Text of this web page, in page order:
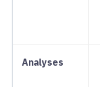
Analyses